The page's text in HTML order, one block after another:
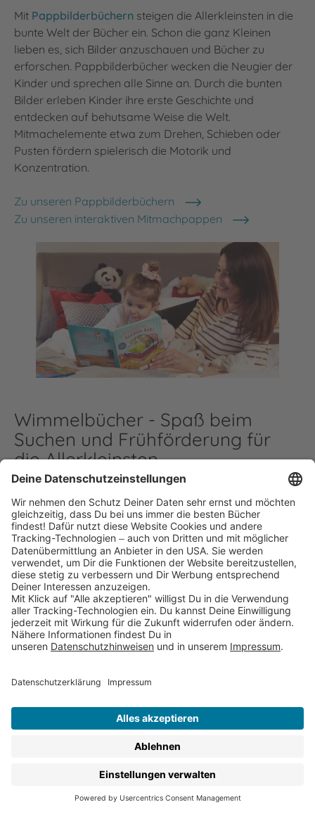
Mit Pappbilderbüchern steigen die Allerkleinsten in die
bunte Welt der Bücher ein. Schon die ganz Kleinen
lieben es, sich Bilder anzuschauen und Bücher zu
erforschen. Pappbilderbücher wecken die Neugier der
Kinder und sprechen alle Sinne an. Durch die bunten
Bilder erleben Kinder ihre erste Geschichte und
entdecken auf behutsame Weise die Welt.
Mitmachelemente etwa zum Drehen, Schieben oder
Pusten fördern spielerisch die Motorik und
Konzentration.
Zu unseren Pappbilderbüchern
Zu unseren interaktiven Mitmachpappen
Wimmelbücher - Spaß beim
Suchen und Frühförderung für
die Allerkleinsten
Wimmelbücher sind ganz besondere Bilderbücher. Auf
den detailreichen Bildern in Wimmelbüchern verstecken
sich nicht nur unzählige Dinge, die nur darauf warten,
von Deinem Kind gefunden zu werden, sondern auch
jede Menge Spaß und erstes Wissen. In
Wimmelbüchern gibt es immer etwas Neues zu
entdecken. Kleinkinder lernen so ihre Umwelt besser
kennen und trainieren ganz nebenbei ihre
Beobachtungsgabe, ihren Wortschatz und ihre
Dinge zu benennen, aber schon bald beginnen die
zu erzählen. Jede wimmelige Seite regt dabei mit ihren
welche das sind, entscheidet ganz allein Dein Kind mit
seiner Fantasie und seinen Interessen.
Zu unseren Wimmelbüchern